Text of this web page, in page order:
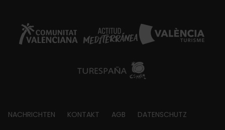
Footer
NACHRICHTEN KONTAKT AGB DATENSCHUTZ